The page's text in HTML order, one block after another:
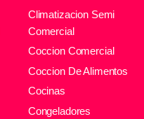
Climatizacion Semi
Comercial
Coccion Comercial
Coccion De Alimentos
Cocinas
Congeladores